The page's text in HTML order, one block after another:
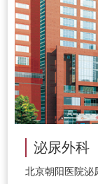
泌尿外科
北京朝阳医院泌